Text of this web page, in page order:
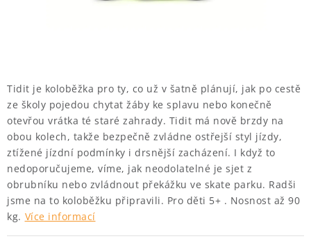
PŘÍSLUŠENSTVÍ
NOVINKY
KONTAKT
OBCHODNÍ PODMÍNKY
Tidit je koloběžka pro ty, co už v šatně plánují, jak po cestě
ze školy pojedou chytat žáby ke splavu nebo konečně
otevřou vrátka té staré zahrady. Tidit má nově brzdy na
obou kolech, takže bezpečně zvládne ostřejší styl jízdy,
ztížené jízdní podmínky i drsnější zacházení. I když to
nedoporučujeme, víme, jak neodolatelné je sjet z
obrubníku nebo zvládnout překážku ve skate parku. Radši
jsme na to koloběžku připravili. Pro děti 5+ . Nosnost až 90
kg. Více informací